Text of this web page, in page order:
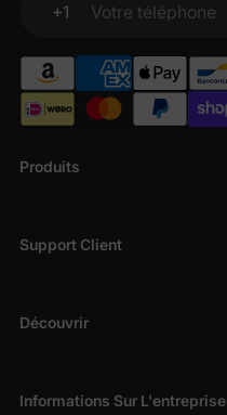
Produits
Support Client
Découvrir
Informations Sur L'entreprise
+1
Votre téléphone